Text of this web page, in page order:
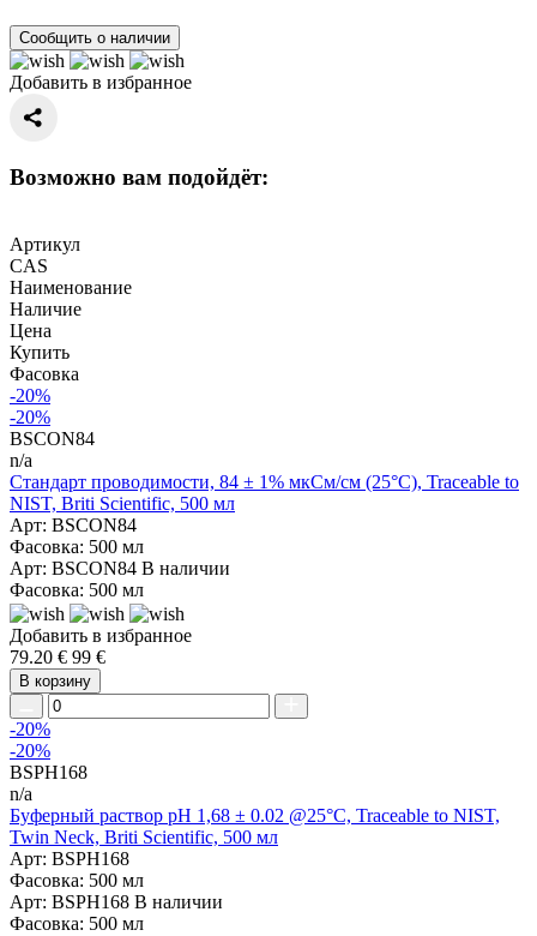
Сообщить о наличии
Добавить в избранное
Возможно вам подойдёт:
Артикул
CAS
Наименование
Наличие
Цена
Купить
Фасовка
-20%
-20%
BSCON84
n/a
Стандарт проводимости, 84 ± 1% мкСм/см (25°C), Traceable to
NIST, Briti Scientific, 500 мл
Арт: BSCON84
Фасовка: 500 мл
Арт: BSCON84 В наличии
Фасовка: 500 мл
Добавить в избранное
79.20 € 99 €
В корзину
-20%
-20%
BSPH168
n/a
Буферный раствор pH 1,68 ± 0.02 @25°C, Traceable to NIST,
Twin Neck, Briti Scientific, 500 мл
Арт: BSPH168
Фасовка: 500 мл
Арт: BSPH168 В наличии
Фасовка: 500 мл